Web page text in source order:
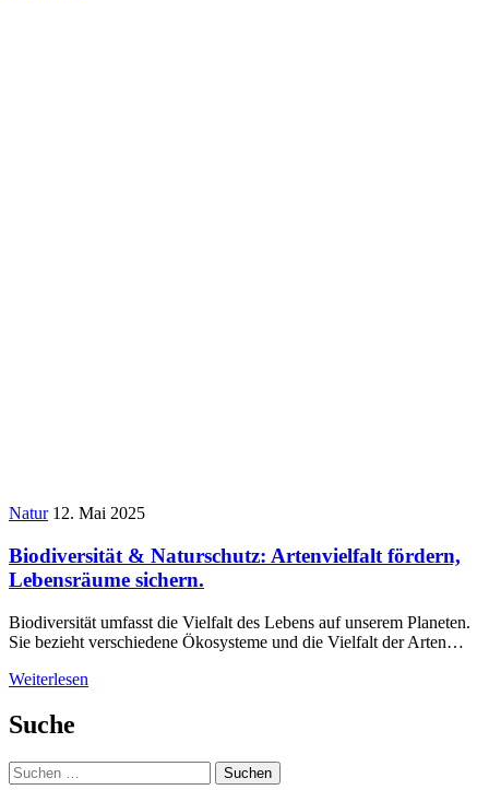
Natur 12. Mai 2025
Biodiversität & Naturschutz: Artenvielfalt fördern,
Lebensräume sichern.
Biodiversität umfasst die Vielfalt des Lebens auf unserem Planeten.
Sie bezieht verschiedene Ökosysteme und die Vielfalt der Arten…
Weiterlesen
Suche
Suchen